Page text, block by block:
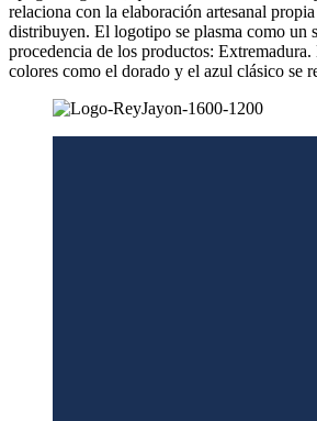
relaciona con la elaboración artesanal
distribuyen. El logotipo se plasma como un
procedencia de los productos:
colores como el dorado y el azul clásico se